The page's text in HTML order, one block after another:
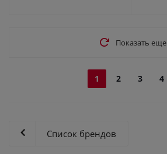
Показать еще
1 2 3 4
Список брендов